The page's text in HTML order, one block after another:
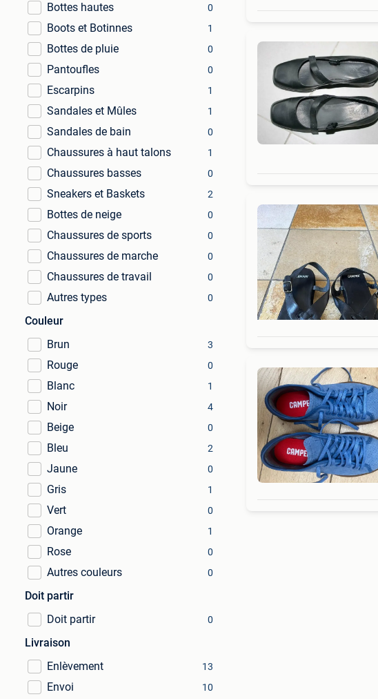
Bottes hautes 0
Boots et Botinnes 1
Bottes de pluie 0
Pantoufles 0
Escarpins 1
Sandales et Mûles 1
Sandales de bain 0
Chaussures à haut talons 1
Chaussures basses 0
Sneakers et Baskets 2
Bottes de neige 0
Chaussures de sports 0
Chaussures de marche 0
Chaussures de travail 0
Autres types 0
Couleur
Brun
3
Rouge 0
Blanc 1
Noir 4
Beige 0
Bleu 2
Jaune 0
Gris 1
Vert 0
Orange 1
Rose 0
Autres couleurs 0
Doit partir
Doit partir
0
Livraison
Enlèvement
13
Envoi 10